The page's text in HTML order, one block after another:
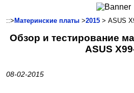
Смартфоны
::> Материнские платы >2015 > ASUS
Обзор и тестирование
ASUS
08-02-2015